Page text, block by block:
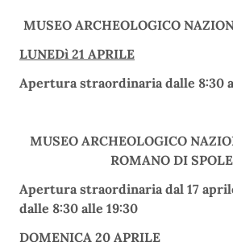
MUSEO ARCHEOLOGICO
LUNEDì 21 APRILE
Apertura straordinaria dalle 8:30
MUSEO ARCHEOLOGICO
ROMANO DI
Apertura straordinaria dal 17
dalle 8:30 alle 19:30
DOMENICA 20 APRILE